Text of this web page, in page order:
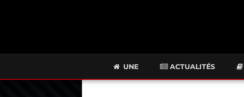
UNE ACTUALITÉS